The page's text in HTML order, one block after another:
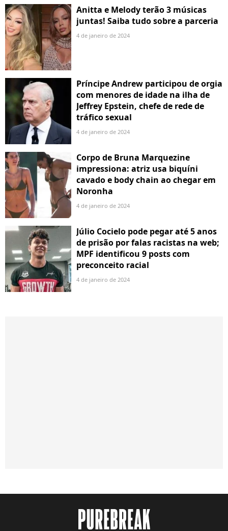
Anitta e Melody terão 3 músicas
juntas! Saiba tudo sobre a parceria
4 de janeiro de 2024
Príncipe Andrew participou de orgia
com menores de idade na ilha de
Jeffrey Epstein, chefe de rede de
tráfico sexual
4 de janeiro de 2024
Corpo de Bruna Marquezine
impressiona: atriz usa biquíni
cavado e body chain ao chegar em
Noronha
4 de janeiro de 2024
Júlio Cocielo pode pegar até 5 anos
de prisão por falas racistas na web;
MPF identificou 9 posts com
preconceito racial
4 de janeiro de 2024